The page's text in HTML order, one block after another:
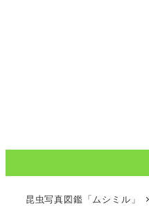
昆虫写真図鑑「ムシミル」